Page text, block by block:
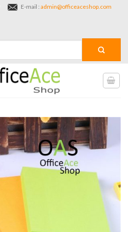
E-mail : admin@officeaceshop.com